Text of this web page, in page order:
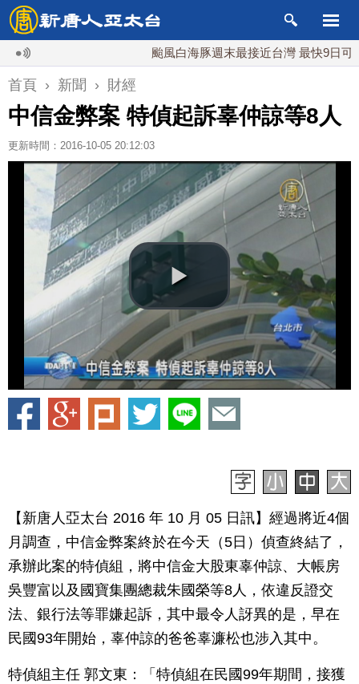
颱風白海豚週末最接近台灣 最快9日可能登陸
首頁 › 新聞 › 財經
中信金弊案 特偵起訴辜仲諒等8人
更新時間：2016-10-05 20:12:03
【新唐人亞太台 2016 年 10 月 05 日訊】經過將近4個
月調查，中信金弊案終於在今天（5日）偵查終結了，
承辦此案的特偵組，將中信金大股東辜仲諒、大帳房
吳豐富以及國寶集團總裁朱國榮等8人，依違反證交
法、銀行法等罪嫌起訴，其中最令人訝異的是，早在
民國93年開始，辜仲諒的爸爸辜濂松也涉入其中。
特偵組主任 郭文東：「特偵組在民國99年期間，接獲